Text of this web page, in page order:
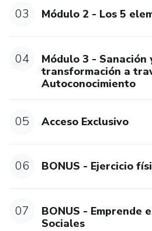
03 Módulo 2 - Los 5
04
Módulo 3 - Sanación
transformación a
Autoconocimiento
05 Acceso Exclusivo
06 BONUS - Ejercicio
07
BONUS - Emprende
Sociales